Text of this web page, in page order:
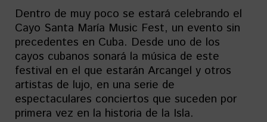
Dentro de muy poco se estará celebrando el
Cayo Santa María Music Fest, un evento sin
precedentes en Cuba. Desde uno de los
cayos cubanos sonará la música de este
festival en el que estarán Arcangel y otros
artistas de lujo, en una serie de
espectaculares conciertos que suceden por
primera vez en la historia de la Isla.